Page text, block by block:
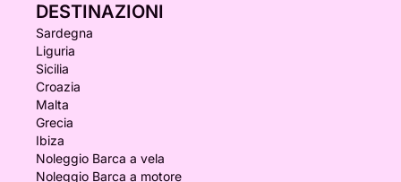
DESTINAZIONI
Sardegna
Liguria
Sicilia
Croazia
Malta
Grecia
Ibiza
Noleggio Barca a vela
Noleggio Barca a motore